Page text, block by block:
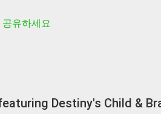
공유하세요
Destiny's Child &